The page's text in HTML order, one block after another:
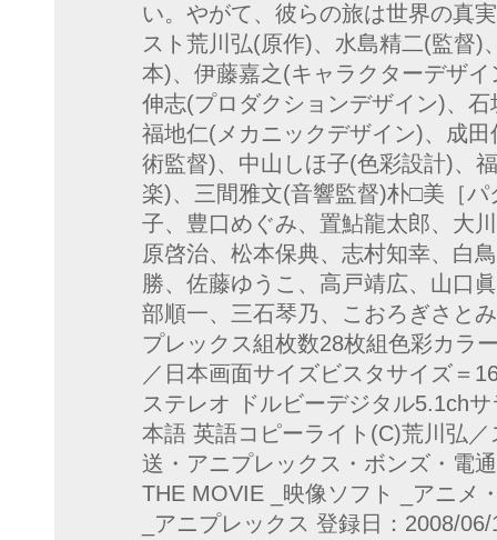
い。やがて、彼らの旅は世界の真
スト荒川弘(原作)、水島精二(監督
本)、伊藤嘉之(キャラクターデザ
伸志(プロダクションデザイン)、
福地仁(メカニックデザイン)、成
術監督)、中山しほ子(色彩設計)、
楽)、三間雅文(音響監督)朴□美［
子、豊口めぐみ、置鮎龍太郎、大
原啓治、松本保典、志村知幸、白
勝、佐藤ゆうこ、高戸靖広、山口
部順一、三石琴乃、こおろぎさと
プレックス組枚数28枚組色彩カラ
／日本画面サイズビスタサイズ＝
ステレオ ドルビーデジタル5.1ch
本語 英語コピーライト(C)荒川弘
送・アニプレックス・ボンズ・電
THE MOVIE _映像ソフト _アニメ
_アニプレックス 登録日：2008/